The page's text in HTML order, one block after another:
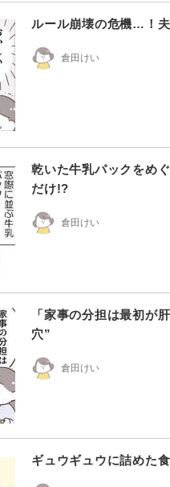
ルール崩壊の危機…！
倉田けい
乾いた牛乳パックをめ
だけ!?
倉田けい
「家事の分担は最初が
穴”
倉田けい
ギュウギュウに詰めた